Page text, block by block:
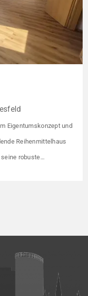
Eigentumskonzept und
Reihenmittelhaus
robuste